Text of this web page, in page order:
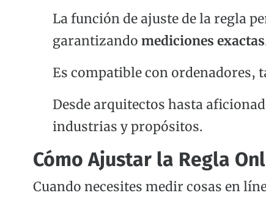
La función de ajuste de la regla
garantizando mediciones exactas
Es compatible con ordenadores,
Desde arquitectos hasta
industrias y propósitos.
Cómo Ajustar la Regla
Cuando necesites medir cosas en